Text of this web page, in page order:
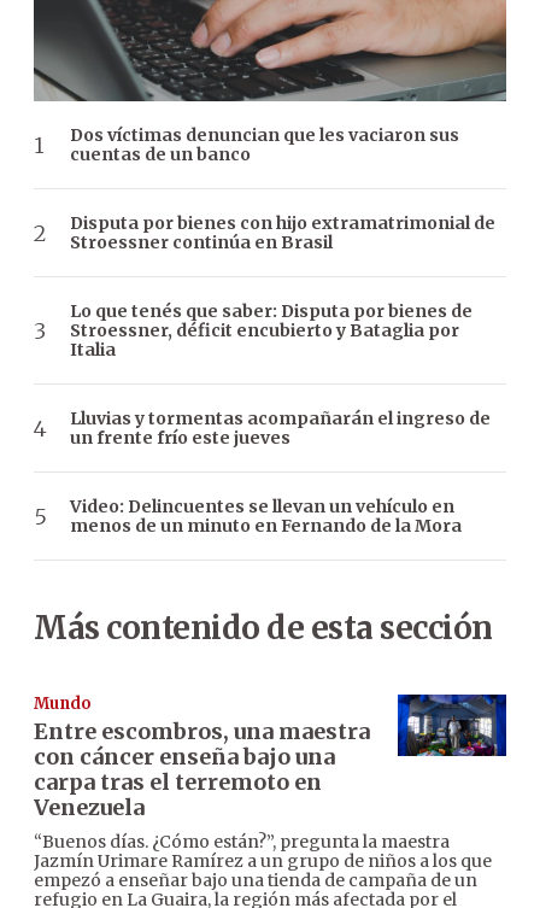
Dos víctimas denuncian que les vaciaron sus
cuentas de un banco
Disputa por bienes con hijo extramatrimonial de
Stroessner continúa en Brasil
Lo que tenés que saber: Disputa por bienes de
Stroessner, déficit encubierto y Bataglia por
Italia
Lluvias y tormentas acompañarán el ingreso de
un frente frío este jueves
Video: Delincuentes se llevan un vehículo en
menos de un minuto en Fernando de la Mora
Más contenido de esta sección
Mundo
Entre escombros, una maestra
con cáncer enseña bajo una
carpa tras el terremoto en
Venezuela
“Buenos días. ¿Cómo están?”, pregunta la maestra
Jazmín Urimare Ramírez a un grupo de niños a los que
empezó a enseñar bajo una tienda de campaña de un
refugio en La Guaira, la región más afectada por el